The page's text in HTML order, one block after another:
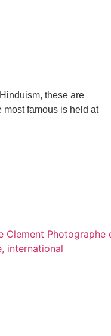
these are
most famous is held at